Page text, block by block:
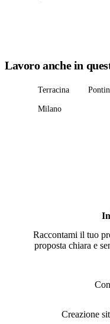
Lavoro anche in
Terracina
Milano
Raccontami il tuo
proposta chiara e
Creazione